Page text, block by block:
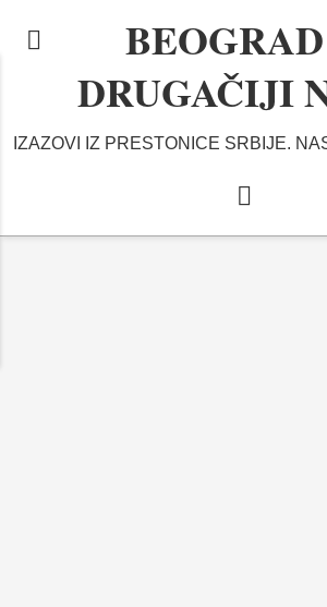
DRUGAČIJI
IZAZOVI IZ PRESTONICE SRBIJE.